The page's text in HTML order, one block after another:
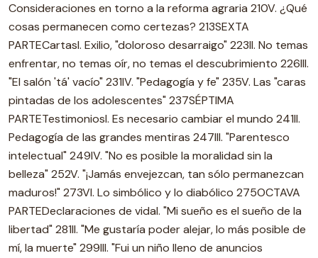
Consideraciones en torno a la reforma agraria 210V. ¿Qué
cosas permanecen como certezas? 213SEXTA
PARTECartasI. Exilio, "doloroso desarraigo" 223II. No temas
enfrentar, no temas oír, no temas el descubrimiento 226III.
"El salón 'tá' vacío" 231IV. "Pedagogía y fe" 235V. Las "caras
pintadas de los adolescentes" 237SÉPTIMA
PARTETestimoniosI. Es necesario cambiar el mundo 241II.
Pedagogía de las grandes mentiras 247III. "Parentesco
intelectual" 249IV. "No es posible la moralidad sin la
belleza" 252V. "¡Jamás envejezcan, tan sólo permanezcan
maduros!" 273VI. Lo simbólico y lo diabólico 275OCTAVA
PARTEDeclaraciones de vidaI. "Mi sueño es el sueño de la
libertad" 281II. "Me gustaría poder alejar, lo más posible de
mí, la muerte" 299III. "Fui un niño lleno de anuncios